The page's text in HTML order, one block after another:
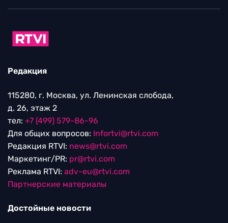
Редакция
115280, г. Москва, ул. Ленинская слобода,
д. 26, этаж 2
тел: +7 (499) 579-86-96
Для общих вопросов: Infortvi@rtvi.com
Редакция RTVI: news@rtvi.com
Маркетинг/PR: pr@rtvi.com
Реклама RTVI: adv-eu@rtvi.com
Партнерские материалы
Достойные новости